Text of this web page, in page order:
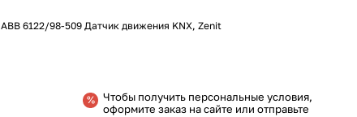
ABB 6122/98-509 Датчик движения KNX, Zenit
Чтобы получить персональные условия,
оформите заказ на сайте или отправьте